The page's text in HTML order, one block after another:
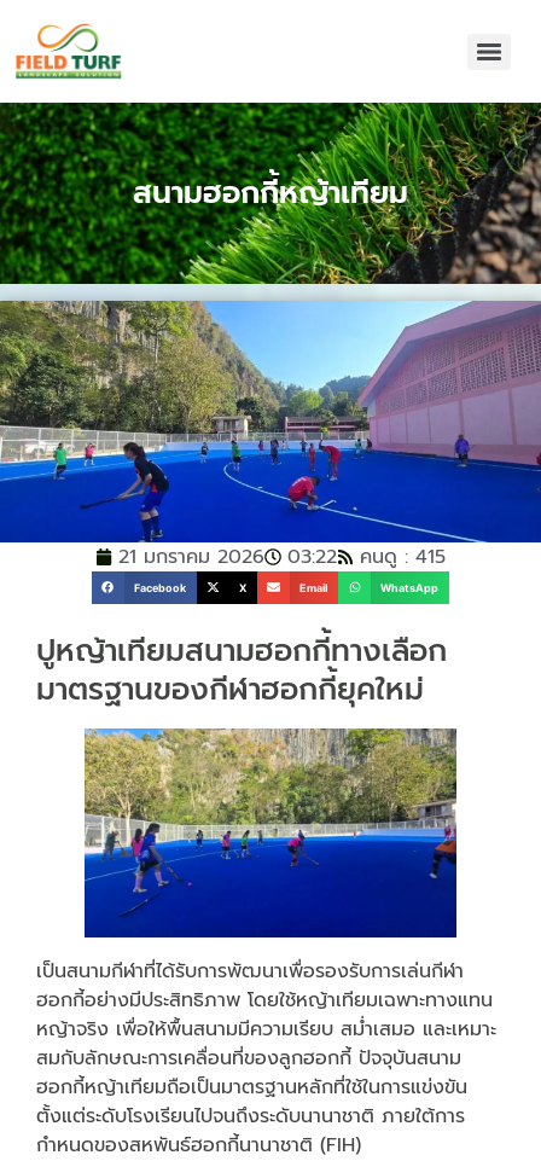
สนามฮอกกี้หญ้าเทียม
21 มกราคม 2026 03:22 คนดู : 415
Facebook X Email WhatsApp
ปูหญ้าเทียมสนามฮอกกี้ทางเลือก
มาตรฐานของกีฬาฮอกกี้ยุคใหม่
เป็นสนามกีฬาที่ได้รับการพัฒนาเพื่อรองรับการเล่นกีฬา
ฮอกกี้อย่างมีประสิทธิภาพ โดยใช้หญ้าเทียมเฉพาะทางแทน
หญ้าจริง เพื่อให้พื้นสนามมีความเรียบ สม่ำเสมอ และเหมาะ
สมกับลักษณะการเคลื่อนที่ของลูกฮอกกี้ ปัจจุบันสนาม
ฮอกกี้หญ้าเทียมถือเป็นมาตรฐานหลักที่ใช้ในการแข่งขัน
ตั้งแต่ระดับโรงเรียนไปจนถึงระดับนานาชาติ ภายใต้การ
กำหนดของสหพันธ์ฮอกกี้นานาชาติ (FIH)